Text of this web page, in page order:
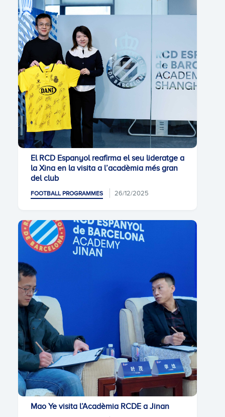
El RCD Espanyol reafirma el seu lideratge a
la Xina en la visita a l’acadèmia més gran
del club
FOOTBALL PROGRAMMES 26/12/2025
Mao Ye visita l’Acadèmia RCDE a Jinan